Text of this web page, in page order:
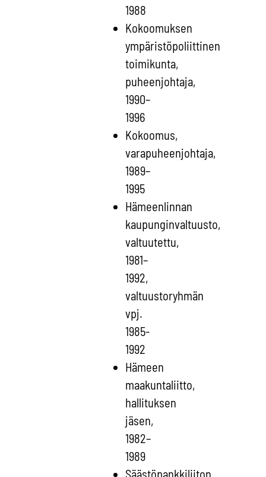
1988
Kokoomuksen
ympäristöpoliittinen
toimikunta,
puheenjohtaja,
1990–
1996
Kokoomus,
varapuheenjohtaja,
1989–
1995
Hämeenlinnan
kaupunginvaltuusto,
valtuutettu,
1981–
1992,
valtuustoryhmän
vpj.
1985-
1992
Hämeen
maakuntaliitto,
hallituksen
jäsen,
1982–
1989
Säästöpankkiliiton